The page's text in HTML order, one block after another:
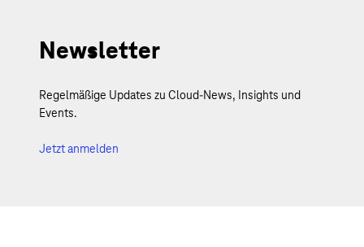
Newsletter
Regelmäßige Updates zu Cloud-News, Insights und
Events.
Jetzt anmelden